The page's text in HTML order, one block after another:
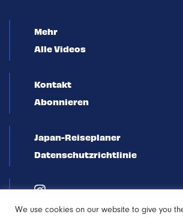
Mehr
Alle Videos
Kontakt
Abonnieren
Japan-Reiseplaner
Datenschutzrichtlinie
We use cookies on our website to give you